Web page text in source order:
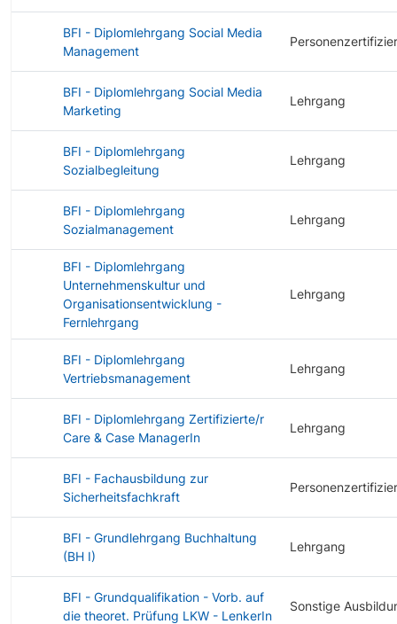
BFI - Diplomlehrgang Social Media
Management
BFI - Diplomlehrgang Social Media
Marketing
Lehrgang
BFI - Diplomlehrgang
Sozialbegleitung
Lehrgang
BFI - Diplomlehrgang
Sozialmanagement
Lehrgang
BFI - Diplomlehrgang
Unternehmenskultur und
Organisationsentwicklung -
Fernlehrgang
Lehrgang
BFI - Diplomlehrgang
Vertriebsmanagement
Lehrgang
BFI - Diplomlehrgang Zertifizierte/r
Care & Case ManagerIn
Lehrgang
BFI - Fachausbildung zur
Sicherheitsfachkraft
BFI - Grundlehrgang Buchhaltung
(BH I)
Lehrgang
BFI - Grundqualifikation - Vorb. auf
die theoret. Prüfung LKW - LenkerIn
Sonstige